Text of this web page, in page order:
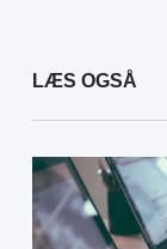
LÆS OGSÅ